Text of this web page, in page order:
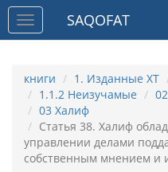
Toggle
navigation
SAQOFAT
книги 1. Изданные ХТ
1.1.2 Неизучамые
03 Халиф
Статья 38. Халиф
управлении делами
собственным мнением и